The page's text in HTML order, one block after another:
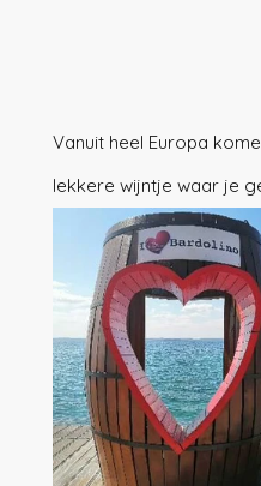
Vanuit heel Europa
lekkere wijntje waar je